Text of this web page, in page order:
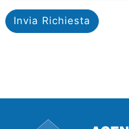
Invia Richiesta